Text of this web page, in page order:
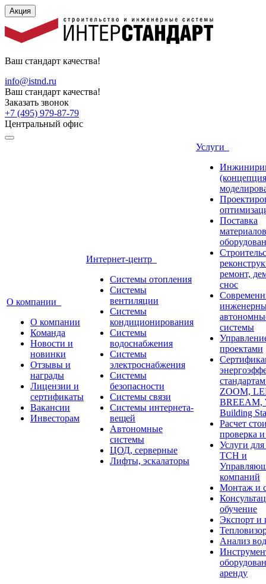
Акция
Ваш стандарт качества!
info@istnd.ru
Ваш стандарт качества!
Заказать звонок
+7 (495) 979-87-79
Центральный офис
О компании
О компании
Команда
Новости и
новинки
Отзывы и
награды
Лицензии и
сертификаты
Вакансии
Инвесторам
Интернет-центр
Системы отопления
Системы
вентиляции
Системы
кондиционирования
Системы
водоснабжения
Системы
электроснабжения
Системы
безопасности
Системы связи
Системы интернета-
вещей
Автономные
системы
ЦОД, серверные
Лифты, эскалаторы
Услуги
Поставка
ремонт,
снос
системы
проектами
ZOOM,
BREEAM,
Building
Расчет
проверка
Услуги
ТСН и
компаний
Монтаж и
обучение
Экспорт и
Анализ
аренду